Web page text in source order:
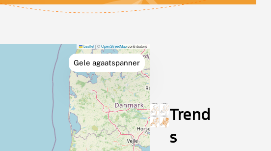
Gele agaatspanner
Leaflet|©OpenStreetMapcontributors
Trend
s